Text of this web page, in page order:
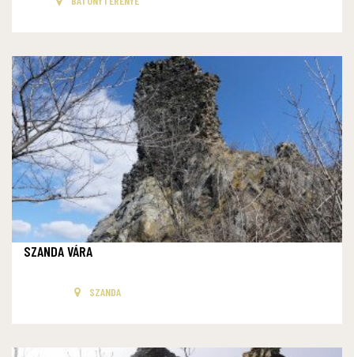
SZANDA VÁRA
SZANDA